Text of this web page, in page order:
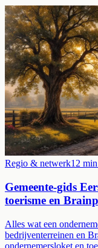
Regio & netwerk12
Gemeente-gids
toerisme en
Alles wat een
bedrijventerreinen en
ondernemersloket en